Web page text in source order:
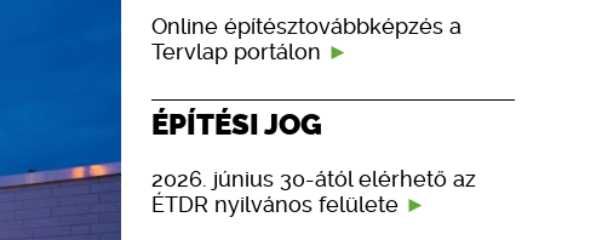
Online építésztovábbképzés a
Tervlap portálon
ÉPÍTÉSI JOG
2026. június 30-ától elérhető az
ÉTDR nyilvános felülete